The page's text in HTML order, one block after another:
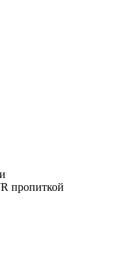
пропиткой